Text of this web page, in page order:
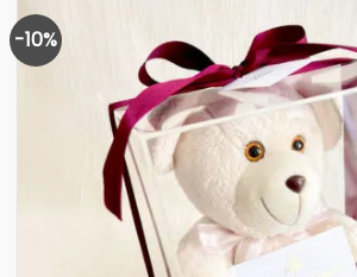
-10%